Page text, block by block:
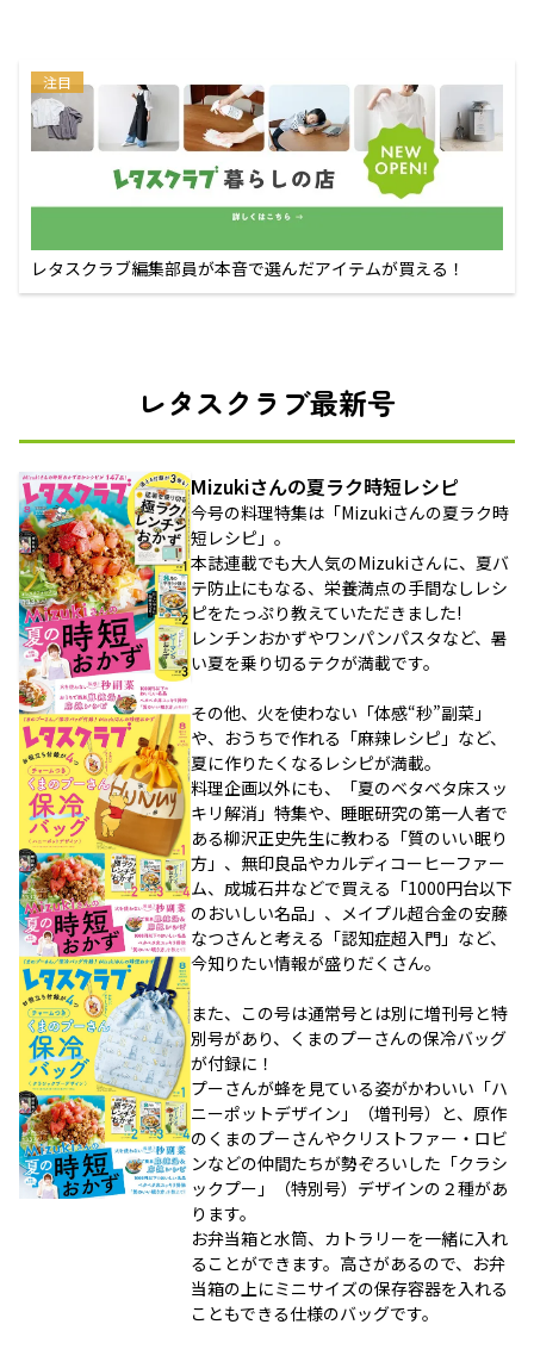
注目
レタスクラブ編集部員が本音で選んだアイテムが買える！
レタスクラブ最新号
Mizukiさんの夏ラク時短レシピ
今号の料理特集は「Mizukiさんの夏ラク時
短レシピ」。
本誌連載でも大人気のMizukiさんに、夏バ
テ防止にもなる、栄養満点の手間なしレシ
ピをたっぷり教えていただきました!
レンチンおかずやワンパンパスタなど、暑
い夏を乗り切るテクが満載です。
その他、火を使わない「体感“秒”副菜」
や、おうちで作れる「麻辣レシピ」など、
夏に作りたくなるレシピが満載。
料理企画以外にも、「夏のベタベタ床スッ
キリ解消」特集や、睡眠研究の第一人者で
ある柳沢正史先生に教わる「質のいい眠り
方」、無印良品やカルディコーヒーファー
ム、成城石井などで買える「1000円台以下
のおいしい名品」、メイプル超合金の安藤
なつさんと考える「認知症超入門」など、
今知りたい情報が盛りだくさん。
また、この号は通常号とは別に増刊号と特
別号があり、くまのプーさんの保冷バッグ
が付録に！
プーさんが蜂を見ている姿がかわいい「ハ
ニーポットデザイン」（増刊号）と、原作
のくまのプーさんやクリストファー・ロビ
ンなどの仲間たちが勢ぞろいした「クラシ
ックプー」（特別号）デザインの２種があ
ります。
お弁当箱と水筒、カトラリーを一緒に入れ
ることができます。高さがあるので、お弁
当箱の上にミニサイズの保存容器を入れる
こともできる仕様のバッグです。